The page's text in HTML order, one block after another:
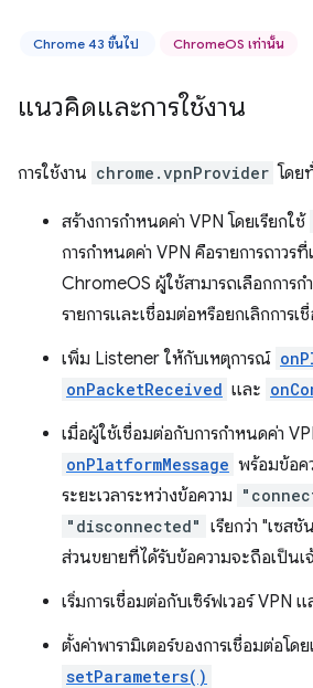
Chrome 43 ขึ้นไป ChromeOS เท่านั้น
แนวคิดและการใช้งาน
การใช้งาน chrome.vpnProvider โดย
สร้างการกำหนดค่า VPN โดยเรียกใช้
การกำหนดค่า VPN คือรายการถาว
ChromeOS ผู้ใช้สามารถเลือกการก
รายการและเชื่อมต่อหรือยกเลิกการเ
เพิ่ม Listener ให้กับเหตุการณ์
onPacketReceived และ
เมื่อผู้ใช้เชื่อมต่อกับการกำหนดค่า
onPlatformMessage พร้อมข้อค
ระยะเวลาระหว่างข้อความ
"disconnected" เรียกว่า "เซส
ส่วนขยายที่ได้รับข้อความจะถือเป็นเ
เริ่มการเชื่อมต่อกับเซิร์ฟเวอร์ VPN
ตั้งค่าพารามิเตอร์ของการเชื่อมต่อโดย
setParameters()